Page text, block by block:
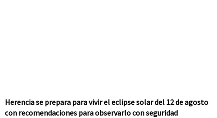
Herencia se prepara para vivir el eclipse solar del 12 de agosto
con recomendaciones para observarlo con seguridad